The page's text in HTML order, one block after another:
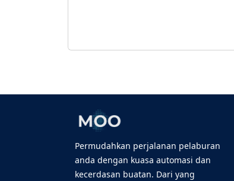
Permudahkan perjalanan pelaburan
anda dengan kuasa automasi dan
kecerdasan buatan. Dari yang